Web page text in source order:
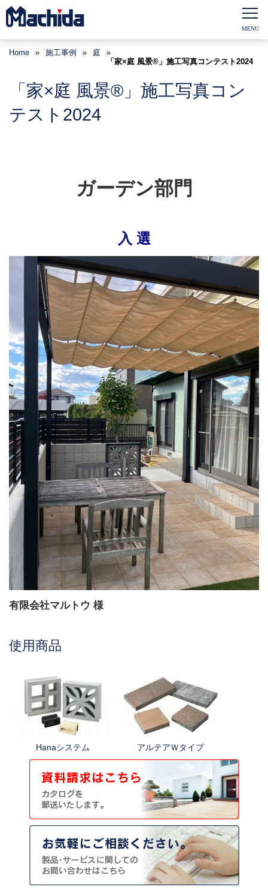
Home » 施工事例 » 庭
»
「家×庭 風景®」施工写真コンテスト2024
「家×庭 風景®」施工写真コン
テスト2024
ガーデン部門
入 選
有限会社マルトウ 様
使用商品
Hanaシステム アルテアＷタイプ